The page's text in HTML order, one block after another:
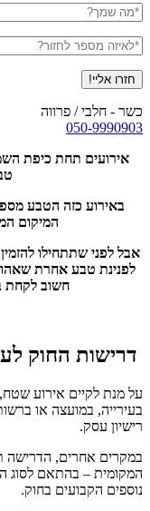
שם
מלא
טלפון
כשר - חלבי / פרווה
050-9990903
אירועים תחת כיפת
באירוע כזה הטבע
המיקום
אבל לפני שתתחילו
לפנינת טבע אחרת
חשוב לקחת
דרישות החוק
על מנת לקיים אירוע
בעירייה, במועצה או
רישיון עסק.
במקרים אחרים, הדרישה
המקומית – בהתאם לסוג
נוספים הקבועים בחוק.